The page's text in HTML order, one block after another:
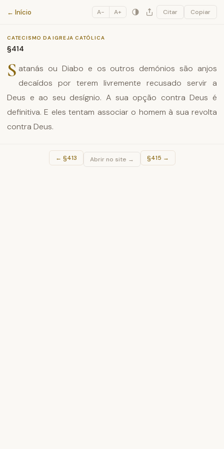
Catecismo da Igreja Católica
← Início A− A+ Citar Copiar
CATECISMO DA IGREJA CATÓLICA
§414
S atanás ou Diabo e os outros demónios são anjos
decaídos por terem livremente recusado servir a
Deus e ao seu desígnio. A sua opção contra Deus é
definitiva. E eles tentam associar o homem à sua revolta
contra Deus.
← §413 Abrir no site → §415 →